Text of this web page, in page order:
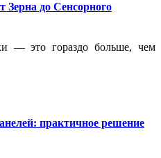
до Сенсорного
— это гораздо больше, чем
практичное решение